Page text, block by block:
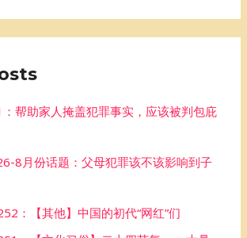
：帮助家人掩盖犯罪事实，应该被判包庇
8月份话题：父母犯罪该不该影响到子
：【其他】中国的初代“网红”们